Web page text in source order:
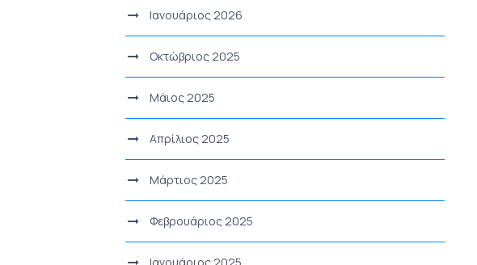
Ιανουάριος 2026
Οκτώβριος 2025
Μάιος 2025
Απρίλιος 2025
Μάρτιος 2025
Φεβρουάριος 2025